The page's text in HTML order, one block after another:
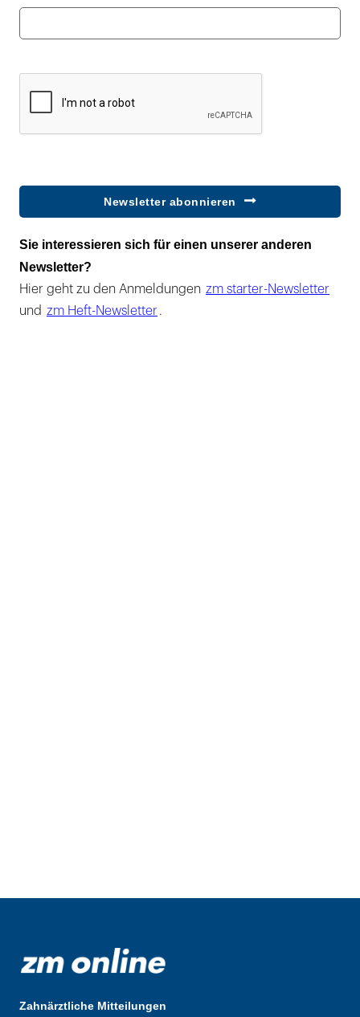
Newsletter abonnieren
Sie interessieren sich für einen unserer anderen
Newsletter?
Hier geht zu den Anmeldungen zm starter-Newsletter
und zm Heft-Newsletter .
Zahnärztliche Mitteilungen